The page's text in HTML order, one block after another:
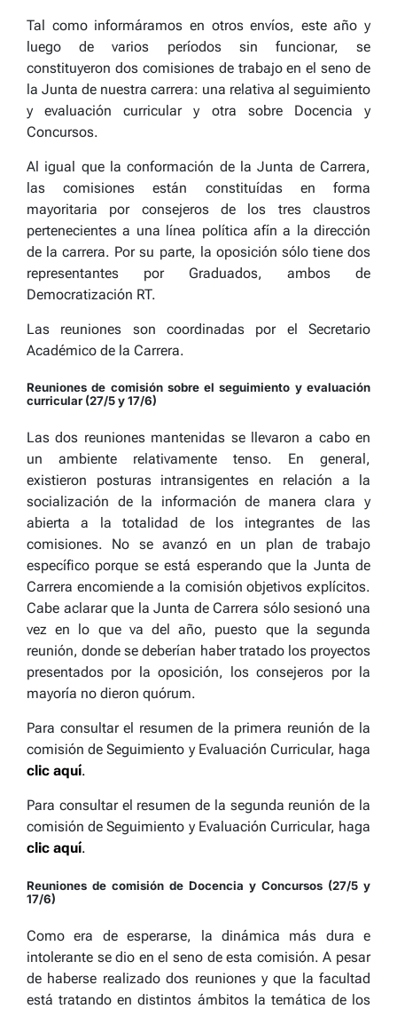
Tal como informáramos en otros envíos, este año y
luego de varios períodos sin funcionar, se
constituyeron dos comisiones de trabajo en el seno de
la Junta de nuestra carrera: una relativa al seguimiento
y evaluación curricular y otra sobre Docencia y
Concursos.
Al igual que la conformación de la Junta de Carrera,
las comisiones están constituídas en forma
mayoritaria por consejeros de los tres claustros
pertenecientes a una línea política afín a la dirección
de la carrera. Por su parte, la oposición sólo tiene dos
representantes por Graduados, ambos de
Democratización RT.
Las reuniones son coordinadas por el Secretario
Académico de la Carrera.
Reuniones de comisión sobre el seguimiento y evaluación
curricular (27/5 y 17/6)
Las dos reuniones mantenidas se llevaron a cabo en
un ambiente relativamente tenso. En general,
existieron posturas intransigentes en relación a la
socialización de la información de manera clara y
abierta a la totalidad de los integrantes de las
comisiones. No se avanzó en un plan de trabajo
específico porque se está esperando que la Junta de
Carrera encomiende a la comisión objetivos explícitos.
Cabe aclarar que la Junta de Carrera sólo sesionó una
vez en lo que va del año, puesto que la segunda
reunión, donde se deberían haber tratado los proyectos
presentados por la oposición, los consejeros por la
mayoría no dieron quórum.
Para consultar el resumen de la primera reunión de la
comisión de Seguimiento y Evaluación Curricular, haga
clic aquí.
Para consultar el resumen de la segunda reunión de la
comisión de Seguimiento y Evaluación Curricular, haga
clic aquí.
Reuniones de comisión de Docencia y Concursos (27/5 y
17/6)
Como era de esperarse, la dinámica más dura e
intolerante se dio en el seno de esta comisión. A pesar
de haberse realizado dos reuniones y que la facultad
está tratando en distintos ámbitos la temática de los